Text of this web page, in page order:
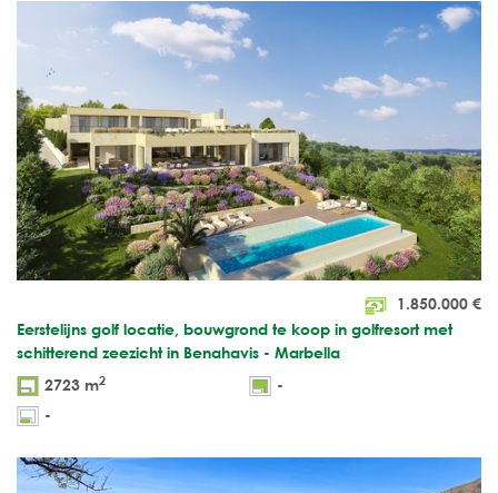
1.850.000 €
Eerstelijns golf locatie, bouwgrond te koop in golfresort met
schitterend zeezicht in Benahavis - Marbella
2723 m2
-
-